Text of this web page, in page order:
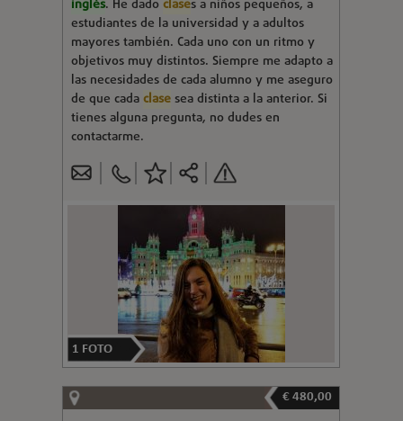
inglés. He dadoclases a niños pequeños, a
estudiantes de la universidad y a adultos
mayores también. Cada uno con un ritmo y
objetivos muy distintos. Siempre me adapto a
las necesidades de cada alumno y me aseguro
de que cadaclasesea distinta a la anterior. Si
tienes alguna pregunta, no dudes en
contactarme.
1 FOTO
€ 480,00